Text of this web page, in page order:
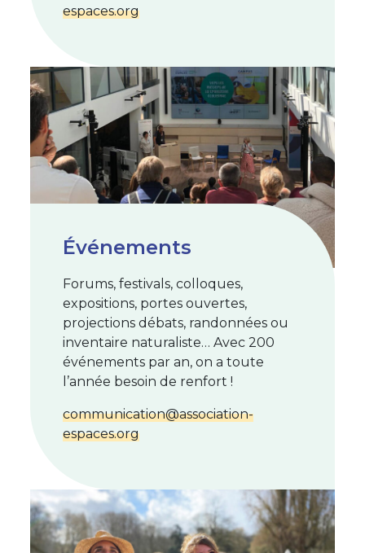
espaces.org
Événements
Forums, festivals, colloques,
expositions, portes ouvertes,
projections débats, randonnées ou
inventaire naturaliste… Avec 200
événements par an, on a toute
l’année besoin de renfort !
communication@association-
espaces.org